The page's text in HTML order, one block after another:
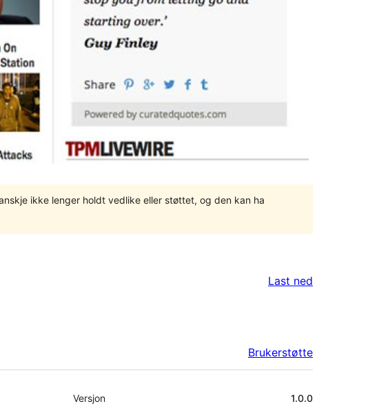
ikke lenger holdt vedlike eller støttet, og den kan ha
Last ned
Brukerstøtte
Meta
Versjon 1.0.0